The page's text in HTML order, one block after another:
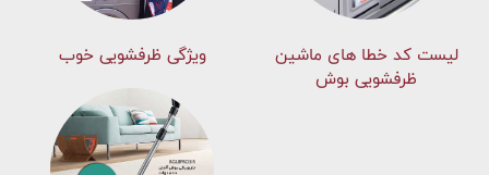
لیست کد خطا های ماشين
ظرفشویی بوش
ویژگی ظرفشویی خوب